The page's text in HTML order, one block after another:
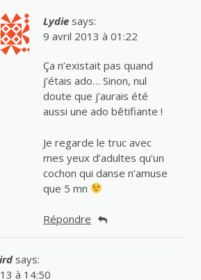
Lydie says:
9 avril 2013 à 01:22
Ça n’existait pas quand
j’étais ado… Sinon, nul
doute que j’aurais été
aussi une ado bêtifiante !
Je regarde le truc avec
mes yeux d’adultes qu’un
cochon qui danse n’amuse
que 5 mn
Répondre
says:
à 14:50